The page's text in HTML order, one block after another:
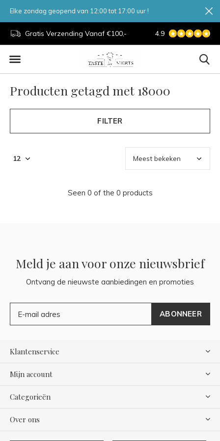
Gratis Verzending Vanaf €100,- 7 Dagen Per
4.9
Elke zondag geopend van 12:00 tot 17:00 uur !
Producten getagd met 18000
FILTER
Seen 0 of the 0 products
Meld je aan voor onze nieuwsbrief
Ontvang de nieuwste aanbiedingen en promoties
ABONNEER
Klantenservice
Mijn account
Categorieën
Over ons